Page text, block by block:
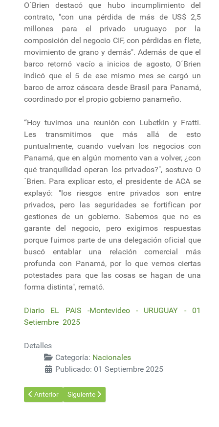
O´Brien destacó que hubo incumplimiento del
contrato, "con una pérdida de más de US$ 2,5
millones para el privado uruguayo por la
composición del negocio CIF, con pérdidas en flete,
movimiento de grano y demás". Además de que el
barco retornó vacío a inicios de agosto, O´Brien
indicó que el 5 de ese mismo mes se cargó un
barco de arroz cáscara desde Brasil para Panamá,
coordinado por el propio gobierno panameño.
“Hoy tuvimos una reunión con Lubetkin y Fratti.
Les transmitimos que más allá de esto
puntualmente, cuando vuelvan los negocios con
Panamá, que en algún momento van a volver, ¿con
qué tranquilidad operan los privados?", sostuvo O
´Brien. Para explicar esto, el presidente de ACA se
explayó: "los riesgos entre privados son entre
privados, pero las seguridades se fortifican por
gestiones de un gobierno. Sabemos que no es
garante del negocio, pero exigimos respuestas
porque fuimos parte de una delegación oficial que
buscó entablar una relación comercial más
profunda con Panamá, por lo que vemos ciertas
potestades para que las cosas se hagan de una
forma distinta", remató.
Diario EL PAIS -Montevideo - URUGUAY - 01
Setiembre 2025
Detalles
Categoría: Nacionales
Publicado: 01 Septiembre 2025
Artículo anterior: Expertos chinos y mexicanos colaboran con
Anterior Artículo siguiente: En Tacuarembó se realiza hoy
Siguiente